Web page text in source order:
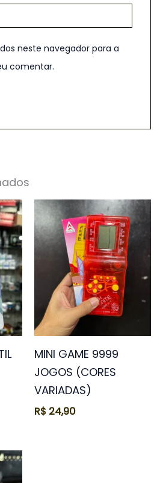
neste navegador para a
comentar.
MINI GAME 9999
JOGOS (CORES
VARIADAS)
R$ 24,90